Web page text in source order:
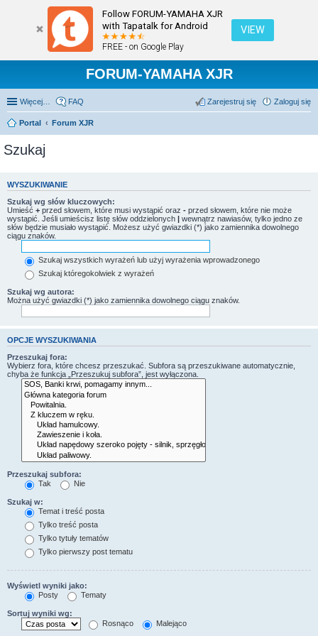
Follow FORUM-YAMAHA XJR
with Tapatalk for Android
FREE - on Google Play
VIEW
FORUM-YAMAHA XJR
Więcej… FAQ Zaloguj się
Zarejestruj się
Portal Forum XJR
Szukaj
WYSZUKIWANIE
Szukaj wg słów kluczowych:
Umieść + przed słowem, które musi wystąpić oraz - przed słowem, które nie może
wystąpić. Jeśli umieścisz listę słów oddzielonych | wewnątrz nawiasów, tylko jedno ze
słów będzie musiało wystąpić. Możesz użyć gwiazdki (*) jako zamiennika dowolnego
ciągu znaków.
Szukaj wszystkich wyrażeń lub użyj wyrażenia wprowadzonego
Szukaj któregokolwiek z wyrażeń
Szukaj wg autora:
Można użyć gwiazdki (*) jako zamiennika dowolnego ciągu znaków.
OPCJE WYSZUKIWANIA
Przeszukaj fora:
Wybierz fora, które chcesz przeszukać. Subfora są przeszukiwane automatycznie,
chyba że funkcja „Przeszukuj subfora”, jest wyłączona.
Przeszukaj subfora:
Tak
Nie
Szukaj w:
Temat i treść posta
Tylko treść posta
Tylko tytuły tematów
Tylko pierwszy post tematu
Wyświetl wyniki jako:
Posty
Tematy
Sortuj wyniki wg:
Rosnąco
Malejąco